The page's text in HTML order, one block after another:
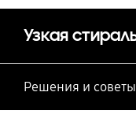
Решения и советы